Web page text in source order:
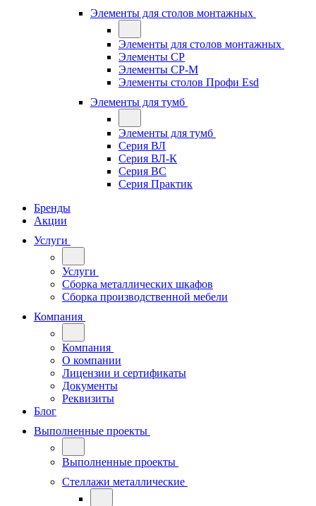
Элементы для столов монтажных
Элементы для столов монтажных
Элементы СР
Элементы СР-М
Элементы столов Профи Esd
Элементы для тумб
Элементы для тумб
Серия ВЛ
Серия ВЛ-К
Серия ВС
Серия Практик
Бренды
Акции
Услуги
Услуги
Сборка металлических шкафов
Сборка производственной мебели
Компания
Компания
О компании
Лицензии и сертификаты
Документы
Реквизиты
Блог
Выполненные проекты
Выполненные проекты
Стеллажи металлические